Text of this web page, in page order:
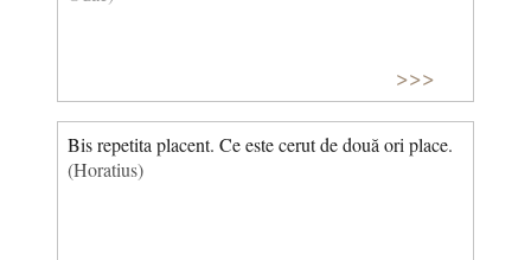
>>>
Bis repetita placent. Ce este cerut de două ori place.
(Horatius)